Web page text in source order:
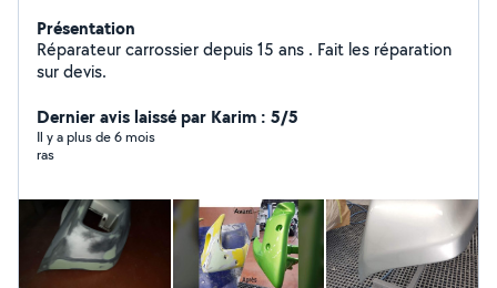
Présentation
Réparateur carrossier depuis 15 ans . Fait les réparation
sur devis.
Dernier avis laissé par Karim : 5/5
Il y a plus de 6 mois
ras